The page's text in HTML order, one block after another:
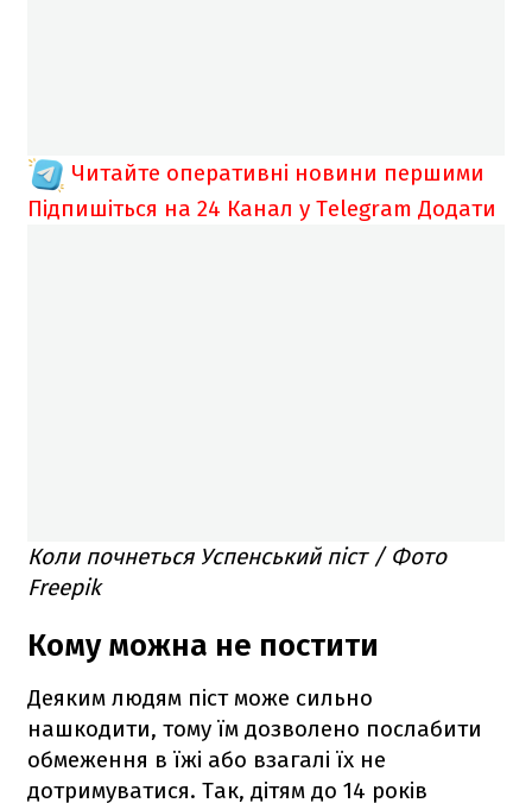
Читайте оперативні новини першими
Підпишіться на 24 Канал у Telegram Додати
Коли почнеться Успенський піст / Фото
Freepik
Кому можна не постити
Деяким людям піст може сильно
нашкодити, тому їм дозволено послабити
обмеження в їжі або взагалі їх не
дотримуватися. Так, дітям до 14 років